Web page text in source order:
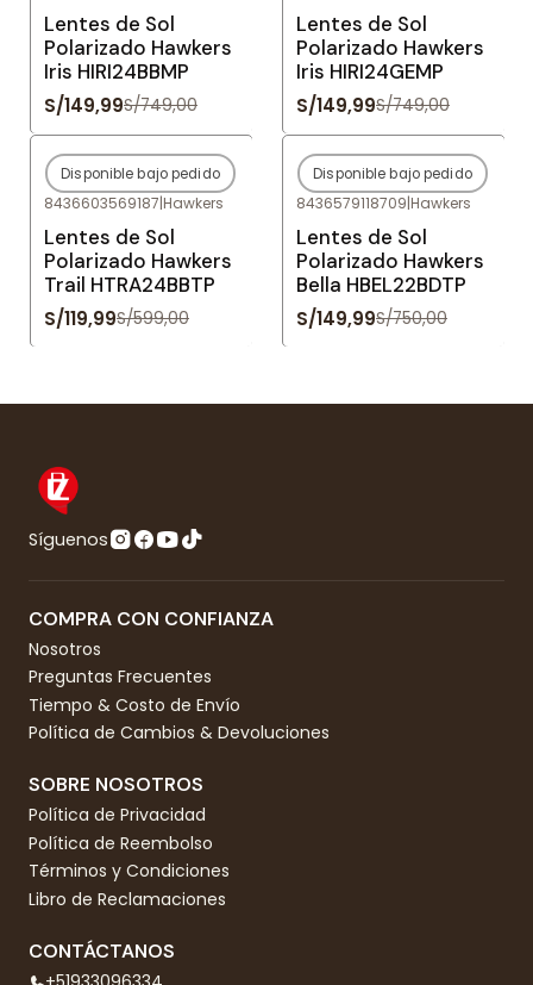
Lentes de Sol
Polarizado Hawkers
Iris HIRI24BBMP
S/149,99S/749,00
Lentes de Sol
Polarizado Hawkers
Iris HIRI24GEMP
S/149,99S/749,00
-80%OFF
Agotado
Disponible bajo pedido
8436603569187|Hawkers
Lentes de Sol
Polarizado Hawkers
Trail HTRA24BBTP
S/119,99S/599,00
-80%OFF
Agotado
Disponible bajo pedido
8436579118709|Hawkers
Lentes de Sol
Polarizado Hawkers
Bella HBEL22BDTP
S/149,99S/750,00
Síguenos
COMPRA CON CONFIANZA
Nosotros
Preguntas Frecuentes
Tiempo & Costo de Envío
Política de Cambios & Devoluciones
SOBRE NOSOTROS
Política de Privacidad
Política de Reembolso
Términos y Condiciones
Libro de Reclamaciones
CONTÁCTANOS